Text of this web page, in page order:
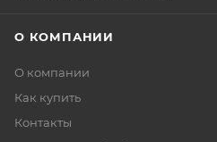
О КОМПАНИИ
О компании
Как купить
Контакты